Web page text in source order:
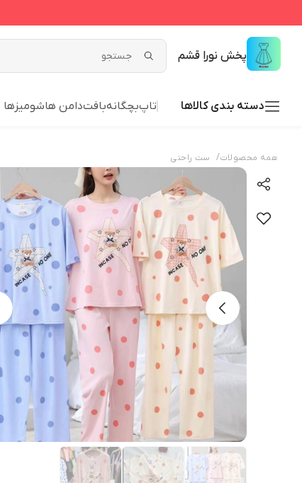
پخش نورا قشم
دسته بندی کالاها تاپبچگانهبافتدامن هاشومیزها
همه محصولات/ ست راحتی